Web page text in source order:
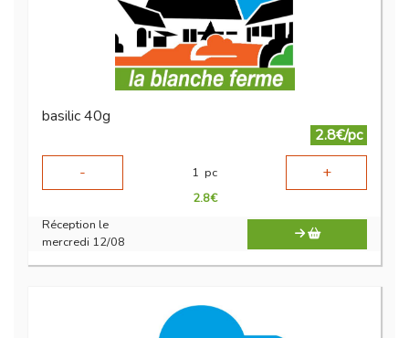
basilic 40g
2.8€/pc
-
1 pc +
2.8€
Réception le
mercredi 12/08